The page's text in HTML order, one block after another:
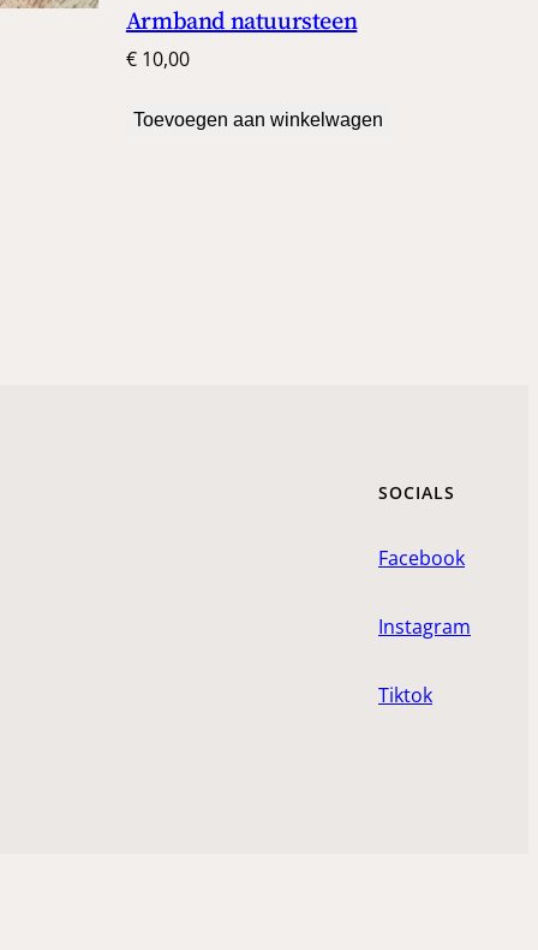
Armband natuursteen
€10,00
Toevoegen aan winkelwagen
SOCIALS
Facebook
Instagram
Tiktok